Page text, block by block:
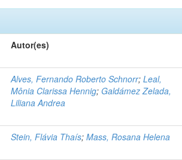
Autor(es)
Alves, Fernando Roberto Schnorr;Leal,
Mônia Clarissa Hennig; Galdámez Zelada,
Liliana Andrea
Stein, Flávia Thaís;Mass, Rosana Helena